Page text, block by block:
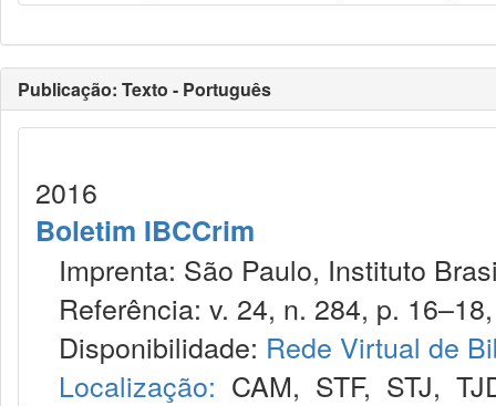
Publicação: Texto - Português
2016
Boletim IBCCrim
Imprenta: São Paulo, Instituto
Referência: v. 24, n. 284, p.
Disponibilidade: Rede Virtual de
Localização: CAM, STF, STJ,